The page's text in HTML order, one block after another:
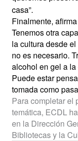
casa”.
Finalmente,
Tenemos otra
la cultura desde
no es necesario.
alcohol en gel a
Puede estar
tomada como
Para completar el
temática, ECDL
en la Dirección
Bibliotecas y la